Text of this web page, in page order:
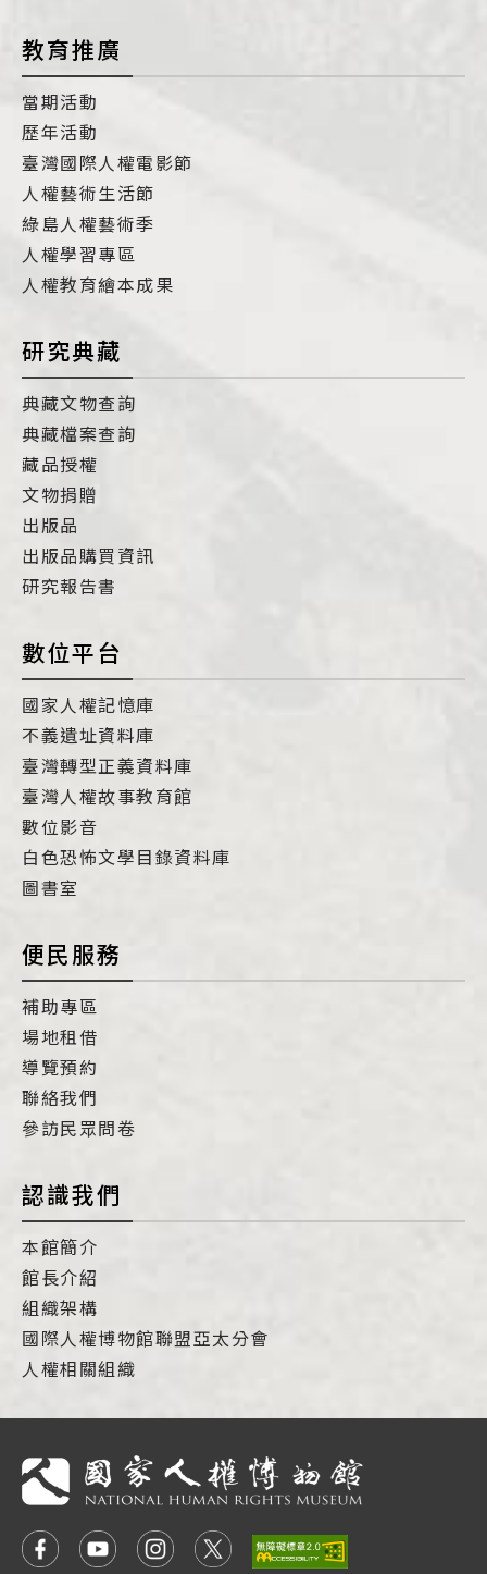
教育推廣
當期活動
歷年活動
臺灣國際人權電影節
人權藝術生活節
綠島人權藝術季
人權學習專區
人權教育繪本成果
研究典藏
典藏文物查詢
典藏檔案查詢
藏品授權
文物捐贈
出版品
出版品購買資訊
研究報告書
數位平台
國家人權記憶庫
不義遺址資料庫
臺灣轉型正義資料庫
臺灣人權故事教育館
數位影音
白色恐怖文學目錄資料庫
圖書室
便民服務
補助專區
場地租借
導覽預約
聯絡我們
參訪民眾問卷
認識我們
本館簡介
館長介紹
組織架構
國際人權博物館聯盟亞太分會
人權相關組織